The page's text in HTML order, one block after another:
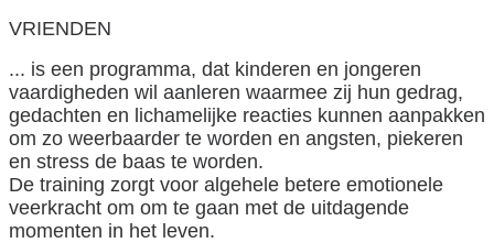
VRIENDEN
... is een programma, dat kinderen en jongeren
vaardigheden wil aanleren waarmee zij hun gedrag,
gedachten en lichamelijke reacties kunnen aanpakken
om zo weerbaarder te worden en angsten, piekeren
en stress de baas te worden.
De training zorgt voor algehele betere emotionele
veerkracht om om te gaan met de uitdagende
momenten in het leven.